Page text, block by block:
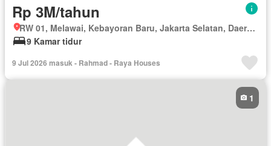
Rp 3M/tahun
RW 01, Melawai, Kebayoran Baru, Jakarta Selatan, Daerah Khusus Ibukota Jakarta
9 Kamar tidur
9 Jul 2026 masuk - Rahmad - Raya Houses
1